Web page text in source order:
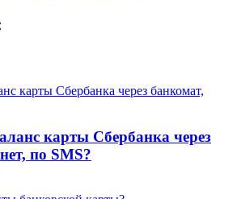
карты Сбербанка через
по SMS?